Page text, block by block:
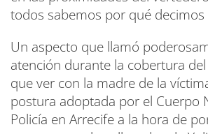
todos sabemos por qué decimos
Un aspecto que llamó
atención durante la cobertura
que ver con la madre de la
postura adoptada por el Cuerpo
Policía en Arrecife a la hora de